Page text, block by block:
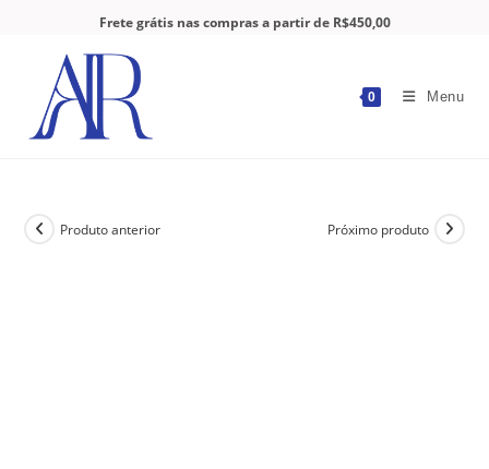
Frete grátis nas compras a partir de R$450,00
0 Menu
Produto anterior Próximo produto